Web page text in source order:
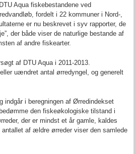
Aqua fiskebestandene ved
fordelt i 22 kommuner i Nord-,
er nu beskrevet i syv rapporter, de
der både viser de naturlige bestande af
af andre fiskearter.
af DTU Aqua i 2011-2013.
uændret antal ørredyngel, og generelt
indgår i beregningen af Ørredindekset
den fiskeøkologiske tilstand i
der er mindst et år gamle, kaldes
af ældre ørreder viser den samlede